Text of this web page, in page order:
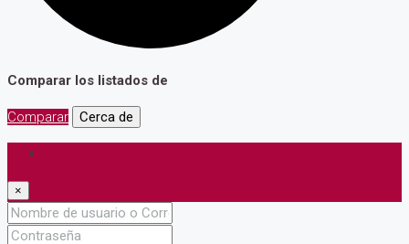
Comparar los listados de
Comparar Cerca de
×